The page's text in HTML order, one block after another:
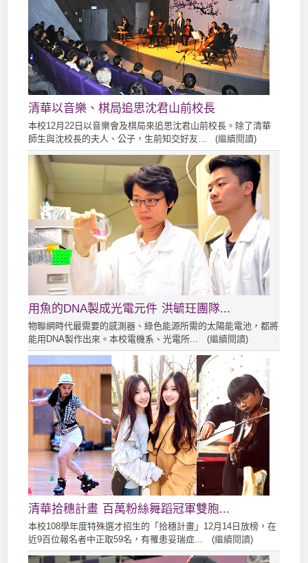
清華以音樂、棋局追思沈君山前校長
本校12月22日以音樂會及棋局來追思沈君山前校長。除了清華
師生與沈校長的夫人、公子，生前知交好友... (繼續閱讀)
用魚的DNA製成光電元件 洪毓玨團隊...
物聯網時代最需要的感測器、綠色能源所需的太陽能電池，都將
能用DNA製作出來。本校電機系、光電所... (繼續閱讀)
清華拾穗計畫 百萬粉絲舞蹈冠軍雙胞...
本校108學年度特殊選才招生的「拾穗計畫」12月14日放榜，在
近9百位報名者中正取59名，有罹患妥瑞症... (繼續閱讀)